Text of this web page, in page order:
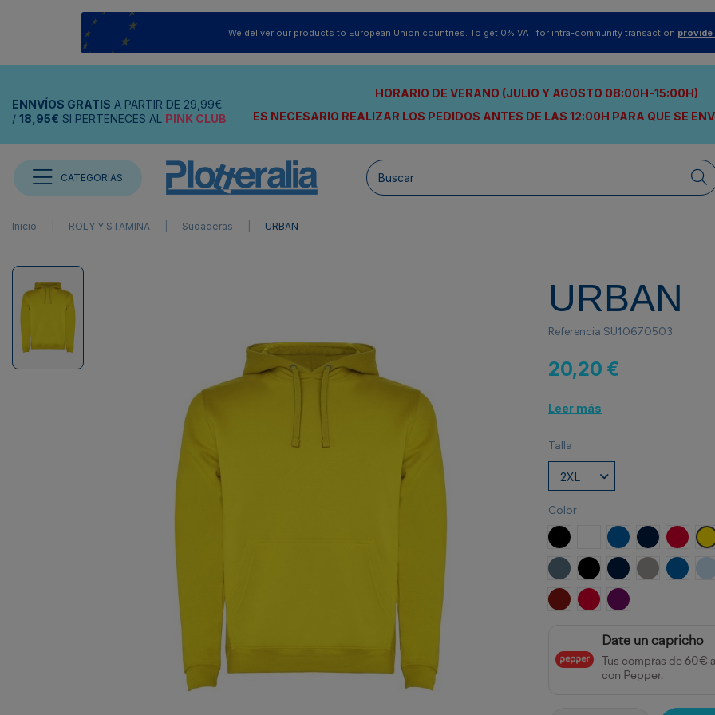
We deliver our products to European Union countries. To get 0% VAT for intra-community transaction provide
ENNVÍOS GRATIS A PARTIR DE 29,99€
/ 18,95€ SI PERTENECES AL PINK CLUB
HORARIO DE VERANO (JULIO Y AGOSTO 08:00H-15:00H)
ES NECESARIO REALIZAR LOS PEDIDOS ANTES DE LAS 12:00H PARA QUE SE
CATEGORÍAS
Inicio ROLY Y STAMINA Sudaderas URBAN
URBAN
Referencia SU10670503
20,20 €
Leer más
Talla
Color
NEGRO BLANCOROYAL MARINOROJO
AZUL TORMENTA
NEGRO/GRIS VIGORÉ
MARINO/GRIS
GRIS
GRANATE/GRIS VIGORE
ROJO/NEGRO
PURPURA
Date un capricho
Tus compras de
con Pepper.